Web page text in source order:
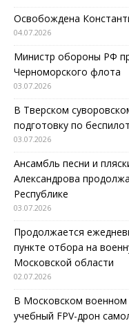
Освобождена
04.07.2026
Министр обороны РФ
Черноморского флота
03.07.2026
В Тверском
подготовку по
03.07.2026
Ансамбль песни и
Александрова
Республике
03.07.2026
Продолжается
пункте отбора на
Московской области
02.07.2026
В Московском военном
учебный FPV-дрон